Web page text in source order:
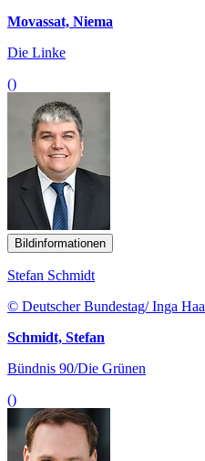
Movassat, Niema
Die Linke
()
Bildinformationen
Stefan Schmidt
© Deutscher Bundestag/ Inga
Schmidt, Stefan
Bündnis 90/Die Grünen
()